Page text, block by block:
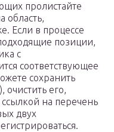
пролистайте
область,
Если в процессе
позиции,
с
соответствующее
сохранить
очистить его,
ссылкой на перечень
двух